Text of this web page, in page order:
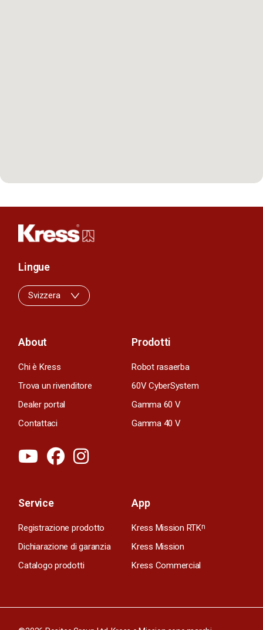
About
Chi è Kress
Trova un rivenditore
Dealer portal
Contattaci
Prodotti
Robot rasaerba
60V CyberSystem
Gamma 60 V
Gamma 40 V
Service
Registrazione prodotto
Dichiarazione di garanzia
Catalogo prodotti
App
Kress Mission RTKn
Kress Mission
Kress Commercial
Lingue
Svizzera